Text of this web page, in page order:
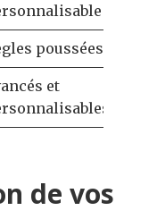
poussées
et
de vos